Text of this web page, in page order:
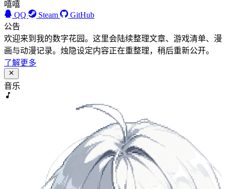
嘻嘻
QQ
Steam
GitHub
公告
欢迎来到我的数字花园。这里会陆续整理文章、游戏清单、漫
画与动漫记录。烛隐设定内容正在重整理，稍后重新公开。
了解更多
音乐